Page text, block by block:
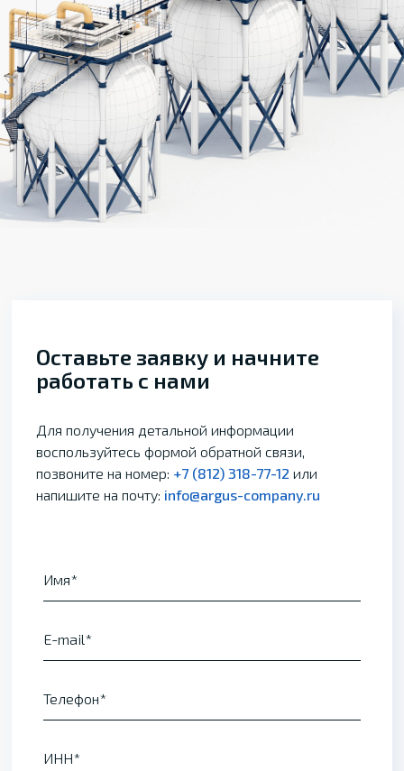
Оставьте заявку и начните
работать с нами
Для получения детальной информации
воспользуйтесь формой обратной связи,
позвоните на номер: +7 (812) 318-77-12 или
напишите на почту: info@argus-company.ru
Имя
E-mail
Телефон
ИНН